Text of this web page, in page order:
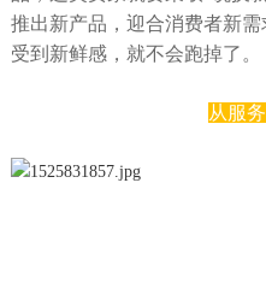
推出新产品，迎合消费者新
受到新鲜感，就不会跑掉了。
从服